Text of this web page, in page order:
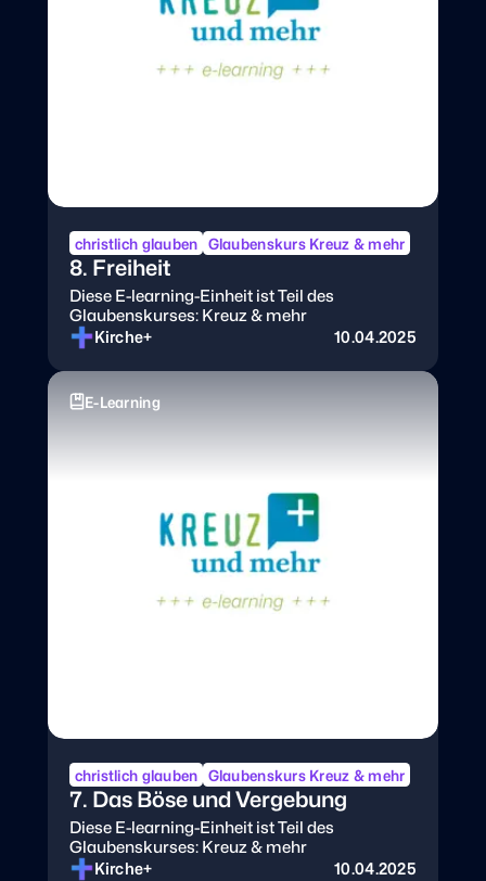
christlich glauben Glaubenskurs Kreuz & mehr
8. Freiheit
Diese E-learning-Einheit ist Teil des
Glaubenskurses: Kreuz & mehr
Kirche+
10.04.2025
E-Learning
christlich glauben Glaubenskurs Kreuz & mehr
7. Das Böse und Vergebung
Diese E-learning-Einheit ist Teil des
Glaubenskurses: Kreuz & mehr
Kirche+
10.04.2025